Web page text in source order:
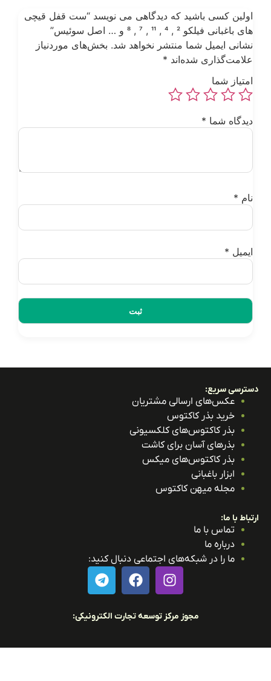
کسی باشید که دیدگاهی می نویسد “ست قفل قیچی
باغبانی فیلکو 2 , 4 , 11 , 7 , 8 و … اصل سوئیس”
ایمیل شما منتشر نخواهد شد. بخش‌های موردنیاز
شده‌اند*
شما
شما *
*
سریع:
عکس‌های ارسالی مشتریان
خرید بذر کاکتوس
بذر کاکتوس‌های کلکسیونی
بذرهای آسان برای کاشت
بذر کاکتوس‌های میکس
ابزار باغبانی
مجله میهن کاکتوس
با ما:
تماس با ما
درباره ما
ما را در شبکه‌های اجتماعی دنبال کنید:
مجوز مرکز توسعه تجارت الکترونیکی: